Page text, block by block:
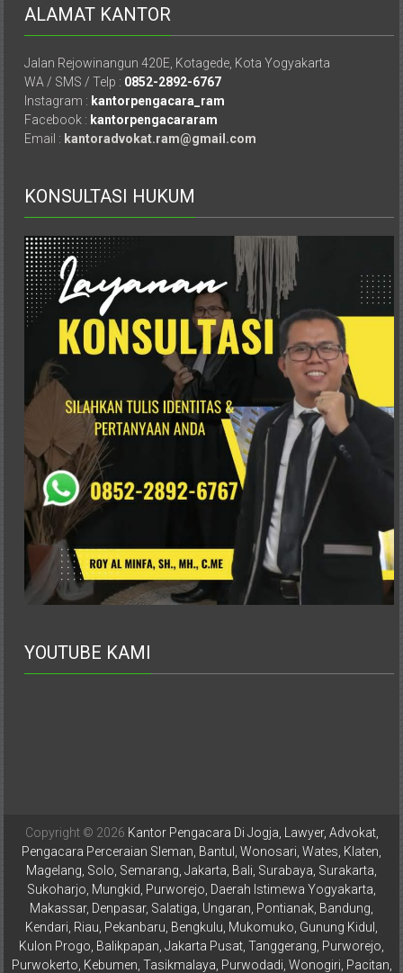
LBH,
Law
Office
Law
Firm
ALAMAT KANTOR
Jalan Rejowinangun 420E, Kotagede, Kota Yogyakarta
WA / SMS / Telp : 0852-2892-6767
Instagram : kantorpengacara_ram
Facebook : kantorpengacararam
Email : kantoradvokat.ram@gmail.com
KONSULTASI HUKUM
YOUTUBE KAMI
Copyright © 2026 Kantor Pengacara Di Jogja, Lawyer, Advokat,
Pengacara Perceraian Sleman, Bantul, Wonosari, Wates, Klaten,
Magelang, Solo, Semarang, Jakarta, Bali, Surabaya, Surakarta,
Sukoharjo, Mungkid, Purworejo, Daerah Istimewa Yogyakarta,
Makassar, Denpasar, Salatiga, Ungaran, Pontianak, Bandung,
Kendari, Riau, Pekanbaru, Bengkulu, Mukomuko, Gunung Kidul,
Kulon Progo, Balikpapan, Jakarta Pusat, Tanggerang, Purworejo,
Purwokerto, Kebumen, Tasikmalaya, Purwodadi, Wonogiri, Pacitan,